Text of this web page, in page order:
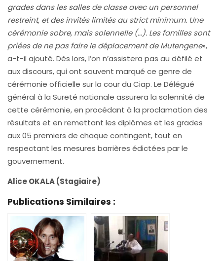
grades dans les salles de classe avec un personnel
restreint, et des invités limités au strict minimum. Une
cérémonie sobre, mais solennelle (…). Les familles sont
priées de ne pas faire le déplacement de Mutengene»,
a-t-il ajouté. Dès lors, l’on n’assistera pas au défilé et
aux discours, qui ont souvent marqué ce genre de
cérémonie officielle sur la cour du Ciap. Le Délégué
général à la Sureté nationale assurera la solennité de
cette cérémonie, en procédant à la proclamation des
résultats et en remettant les diplômes et les grades
aux 05 premiers de chaque contingent, tout en
respectant les mesures barrières édictées par le
gouvernement.
Alice OKALA (Stagiaire)
Publications Similaires :